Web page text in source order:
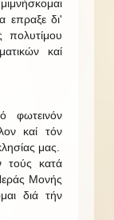
επραξε δι'
καί
καί τόν
μας.
τούς κατά
Μονής
διά τήν